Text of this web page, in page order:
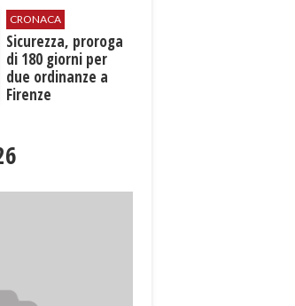
CRONACA
Sicurezza, proroga
di 180 giorni per
due ordinanze a
Firenze